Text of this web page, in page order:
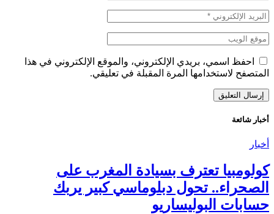
احفظ اسمي، بريدي الإلكتروني، والموقع الإلكتروني في هذا
المتصفح لاستخدامها المرة المقبلة في تعليقي.
أخبار شائعة
أخبار
كولومبيا تعترف بسيادة المغرب على
الصحراء.. تحول دبلوماسي كبير يربك
حسابات البوليساريو